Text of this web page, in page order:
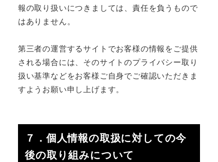
報の取り扱いにつきましては、責任を負うもので
はありません。
第三者の運営するサイトでお客様の情報をご提供
される場合には、そのサイトのプライバシー取り
扱い基準などをお客様ご自身でご確認いただきま
すようお願い申し上げます。
７．個人情報の取扱に対しての今
後の取り組みについて